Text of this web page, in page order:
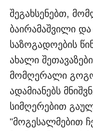
შეგახსენებთ,
ბაირამაშვილი და
საზოგადოების
ახალი
მომღერალი
ადამიანებს
სიმღერებით
"მოგესალმებით